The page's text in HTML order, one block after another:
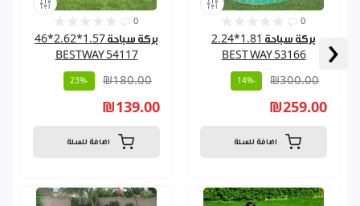
‹
0
بركة سباحة 1.57*2.62*46
BESTWAY 54117
₪180.00
-23%
₪139.00
اضافة للسلة
0
بركة سباحة 1.81*2.24
BEST WAY 53166
₪300.00
-14%
₪259.00
اضافة للسلة